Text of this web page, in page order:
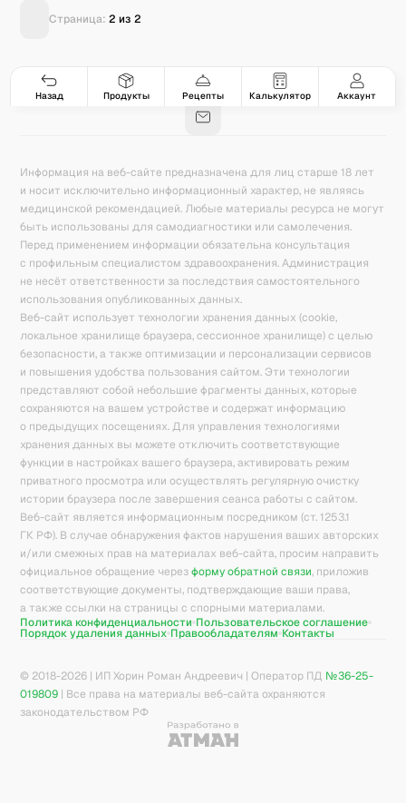
Страница: 2 из2
Назад Продукты Рецепты Калькулятор Аккаунт
Гастро-сеты 8 Рецепты 171 Продукты 5078 42
База знаний Калькулятор калорий
Информация на веб-сайте предназначена для лиц старше 18 лет
и носит исключительно информационный характер, не являясь
медицинской рекомендацией. Любые материалы ресурса не могут
быть использованы для самодиагностики или самолечения.
Перед применением информации обязательна консультация
с профильным специалистом здравоохранения. Администрация
не несёт ответственности за последствия самостоятельного
использования опубликованных данных.
Веб-сайт использует технологии хранения данных (cookie,
локальное хранилище браузера, сессионное хранилище) с целью
безопасности, а также оптимизации и персонализации сервисов
и повышения удобства пользования сайтом. Эти технологии
представляют собой небольшие фрагменты данных, которые
сохраняются на вашем устройстве и содержат информацию
о предыдущих посещениях. Для управления технологиями
хранения данных вы можете отключить соответствующие
функции в настройках вашего браузера, активировать режим
приватного просмотра или осуществлять регулярную очистку
истории браузера после завершения сеанса работы с сайтом.
Веб-сайт является информационным посредником (ст. 1253.1
ГК РФ). В случае обнаружения фактов нарушения ваших авторских
и/или смежных прав на материалах веб-сайта, просим направить
официальное обращение через форму обратной связи, приложив
соответствующие документы, подтверждающие ваши права,
а также ссылки на страницы с спорными материалами.
Политика конфиденциальности Пользовательское соглашение
Порядок удаления данных Правообладателям Контакты
© 2018-2026 | ИП Хорин Роман Андреевич | Оператор ПД №36-25-
019809 | Все права на материалы веб-сайта охраняются
законодательством РФ